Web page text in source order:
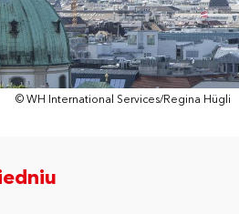
© WH International Services/Regina Hügli